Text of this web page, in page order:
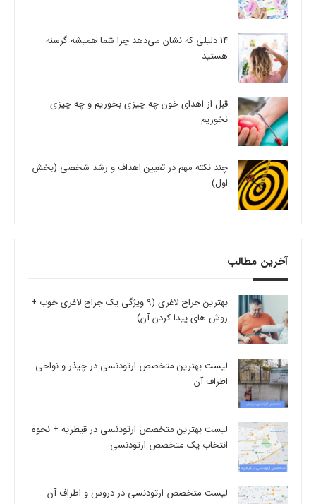
14 دلیلی که نشان می‌دهد چرا شما همیشه گرسنه
هستید
قبل از اهدای خون چه چیزی بخوریم و چه چیزی
نخوریم
چند نکته مهم در تعیین اهداف و رشد شخصی (بخش
اول)
آخرین مطالب
بهترین جراح لاغری (9 ویژگی یک جراح لاغری خوب +
روش های پیدا کردن آن)
لیست بهترین متخصص ارتودنسی در چیذر و نواحی
اطراف آن
لیست بهترین متخصص ارتودنسی در قیطریه + نحوه
انتخاب یک متخصص ارتودنسی
لیست متخصص ارتودنسی در دروس و اطراف آن